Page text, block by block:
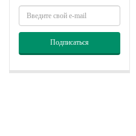
Подписаться